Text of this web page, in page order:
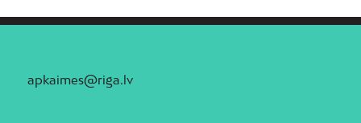
apkaimes@riga.lv